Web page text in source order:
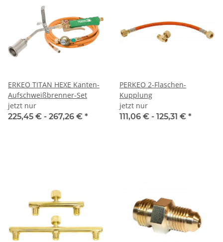
ERKEO TITAN HEXE Kanten-
Aufschweißbrenner-Set
jetzt nur
225,45 € - 267,26 € *
PERKEO 2-Flaschen-
Kupplung
jetzt nur
111,06 € - 125,31 € *